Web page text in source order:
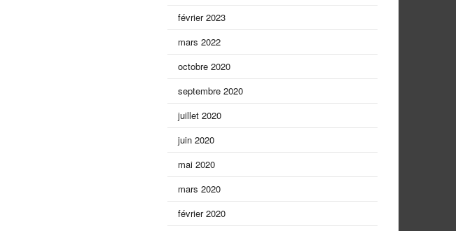
février 2023
mars 2022
octobre 2020
septembre 2020
juillet 2020
juin 2020
mai 2020
mars 2020
février 2020